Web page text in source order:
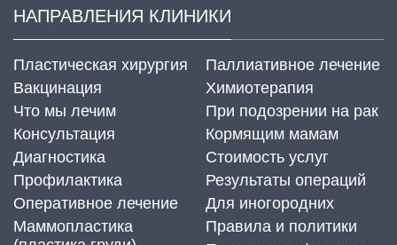
НАПРАВЛЕНИЯ КЛИНИКИ
Пластическая хирургия
Вакцинация
Что мы лечим
Консультация
Диагностика
Профилактика
Оперативное лечение
Маммопластика
Паллиативное лечение
Химиотерапия
При подозрении на рак
Кормящим мамам
Стоимость услуг
Результаты операций
Для иногородних
Правила и политики